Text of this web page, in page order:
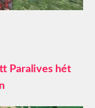
Paralives hét